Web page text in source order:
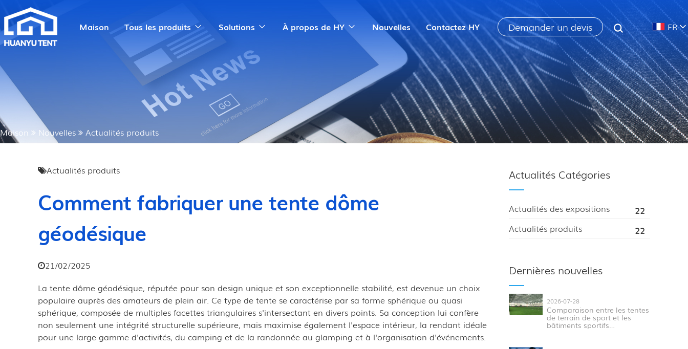
Maison Tous les produits Solutions À propos de HY Nouvelles Contactez HY Demander un devis FR
Maison Nouvelles Actualités produits
Actualités Catégories
22
Actualités des expositions
22
Actualités produits
Dernières nouvelles
2026-07-28
Comparaison entre les tentes
de terrain de sport et les
bâtiments sportifs
Actualités produits
Comment fabriquer une tente dôme
géodésique
21/02/2025
La tente dôme géodésique, réputée pour son design unique et son exceptionnelle stabilité, est devenue un choix
populaire auprès des amateurs de plein air. Ce type de tente se caractérise par sa forme sphérique ou quasi
sphérique, composée de multiples facettes triangulaires s'intersectant en divers points. Sa conception lui confère
non seulement une intégrité structurelle supérieure, mais maximise également l'espace intérieur, la rendant idéale
pour une large gamme d'activités, du camping et de la randonnée au glamping et à l'organisation d'événements.